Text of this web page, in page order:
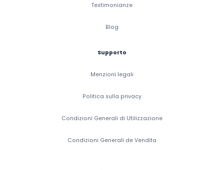
Testimonianze
Blog
Supporto
Menzioni legali
Politica sulla privacy
Condizioni Generali di Utilizzazione
Condizioni Generali de Vendita